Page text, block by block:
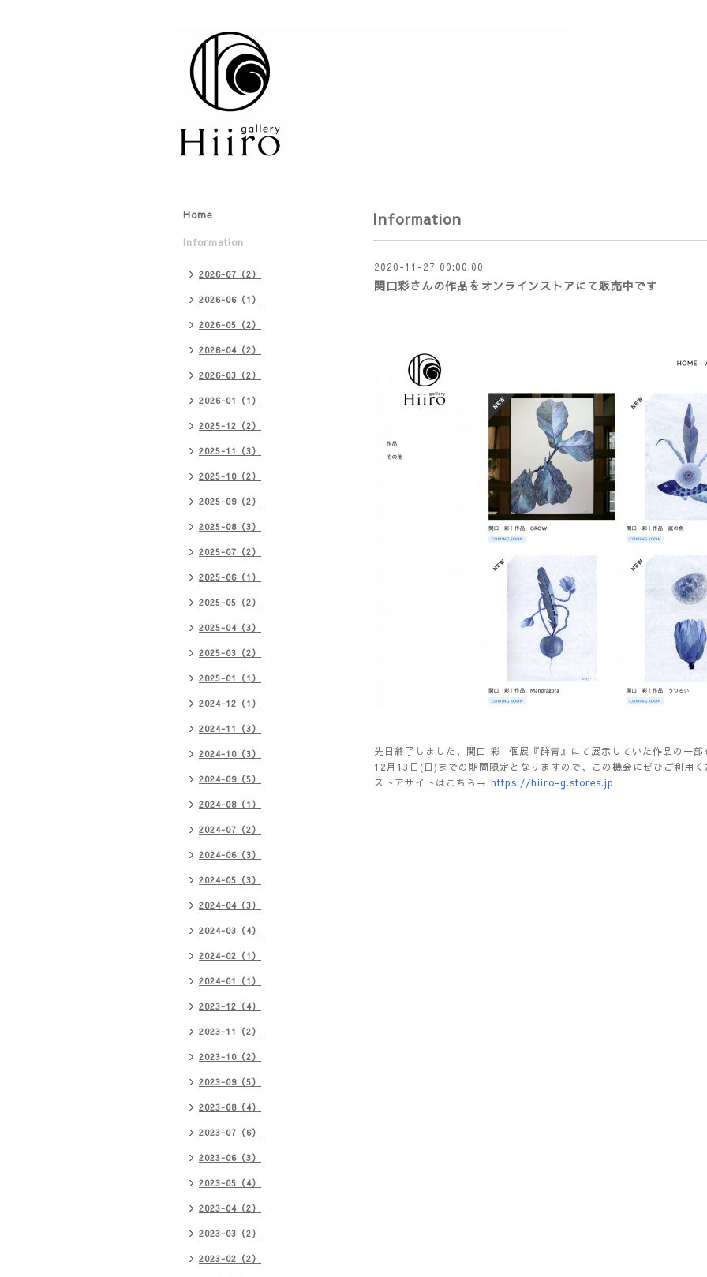
Information
2020-11-27 00:00:00
関口彩さんの作品をオンラインストアにて販売中です
先日終了しました、関口 彩 個展『群青』にて展示していた作品の一部
12月13日(日)までの期間限定となりますので、この機会にぜひご利用く
ストアサイトはこちら→ https://hiiro-g.stores.jp
Home
Information
2026-07（2）
2026-06（1）
2026-05（2）
2026-04（2）
2026-03（2）
2026-01（1）
2025-12（2）
2025-11（3）
2025-10（2）
2025-09（2）
2025-08（3）
2025-07（2）
2025-06（1）
2025-05（2）
2025-04（3）
2025-03（2）
2025-01（1）
2024-12（1）
2024-11（3）
2024-10（3）
2024-09（5）
2024-08（1）
2024-07（2）
2024-06（3）
2024-05（3）
2024-04（3）
2024-03（4）
2024-02（1）
2024-01（1）
2023-12（4）
2023-11（2）
2023-10（2）
2023-09（5）
2023-08（4）
2023-07（6）
2023-06（3）
2023-05（4）
2023-04（2）
2023-03（2）
2023-02（2）